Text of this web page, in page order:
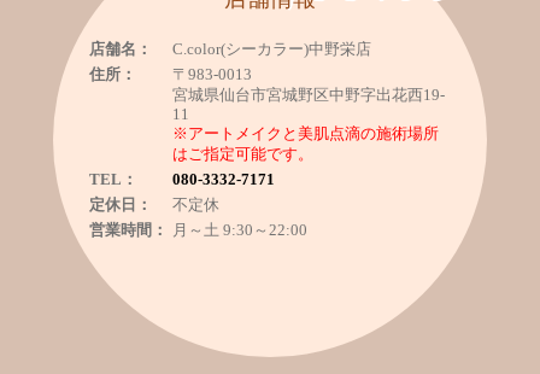
店舗名：
C.color(シーカラー)中野栄店
住所：
〒983-0013
宮城県仙台市宮城野区中野字出花西19-
11
※アートメイクと美肌点滴の施術場所
はご指定可能です。
TEL：
080-3332-7171
定休日：
不定休
営業時間：
月～土 9:30～22:00